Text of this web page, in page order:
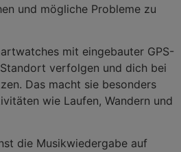
und mögliche Probleme zu
mit eingebauter GPS-
verfolgen und dich bei
Das macht sie besonders
wie Laufen, Wandern und
die Musikwiedergabe auf